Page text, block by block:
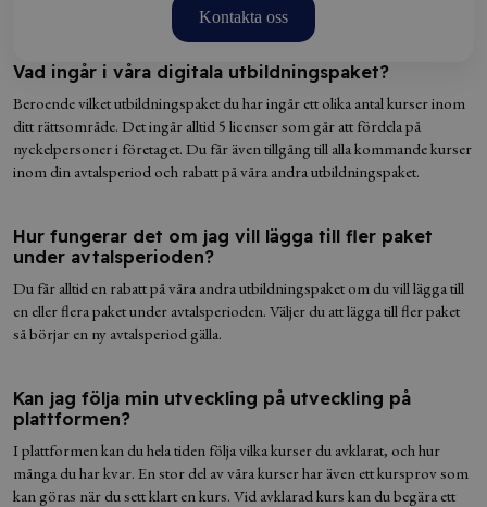
Kontakta oss
Vad ingår i våra digitala utbildningspaket?
Beroende vilket utbildningspaket du har ingår ett olika antal kurser inom
ditt rättsområde. Det ingår alltid 5 licenser som går att fördela på
nyckelpersoner i företaget. Du får även tillgång till alla kommande kurser
inom din avtalsperiod och rabatt på våra andra utbildningspaket.
Hur fungerar det om jag vill lägga till fler paket
under avtalsperioden?
Du får alltid en rabatt på våra andra utbildningspaket om du vill lägga till
en eller flera paket under avtalsperioden. Väljer du att lägga till fler paket
så börjar en ny avtalsperiod gälla.
Kan jag följa min utveckling på utveckling på
plattformen?
I plattformen kan du hela tiden följa vilka kurser du avklarat, och hur
många du har kvar. En stor del av våra kurser har även ett kursprov som
kan göras när du sett klart en kurs. Vid avklarad kurs kan du begära ett